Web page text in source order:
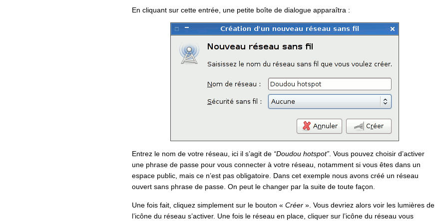
En cliquant sur cette entrée, une petite boîte de dialogue apparaîtra :
Entrez le nom de votre réseau, ici il s’agit de “Doudou hotspot”. Vous pouvez choisir d’activer
une phrase de passe pour vous connecter à votre réseau, notamment si vous êtes dans un
espace public, mais ce n’est pas obligatoire. Dans cet exemple nous avons créé un réseau
ouvert sans phrase de passe. On peut le changer par la suite de toute façon.
Une fois fait, cliquez simplement sur le bouton « Créer». Vous devriez alors voir les lumières de
l’icône du réseau s’activer. Une fois le réseau en place, cliquer sur l’icône du réseau vous